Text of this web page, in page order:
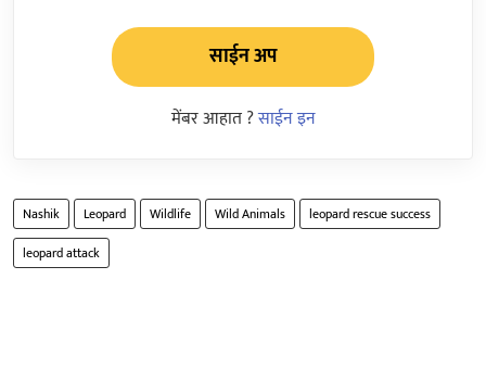
साईन अप
मेंबर आहात ?साईन इन
Nashik Leopard Wildlife Wild Animals
leopard rescue success
leopard attack